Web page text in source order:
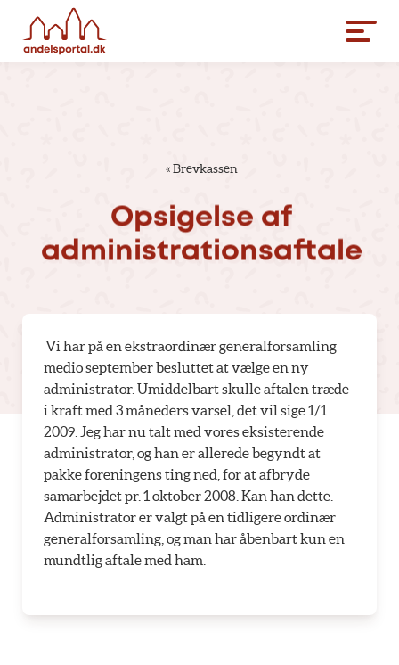
«Brevkassen
Opsigelse af
administrationsaftale
Vi har på en ekstraordinær generalforsamling
medio september besluttet at vælge en ny
administrator. Umiddelbart skulle aftalen træde
i kraft med 3 måneders varsel, det vil sige 1/1
2009. Jeg har nu talt med vores eksisterende
administrator, og han er allerede begyndt at
pakke foreningens ting ned, for at afbryde
samarbejdet pr. 1 oktober 2008. Kan han dette.
Administrator er valgt på en tidligere ordinær
generalforsamling, og man har åbenbart kun en
mundtlig aftale med ham.